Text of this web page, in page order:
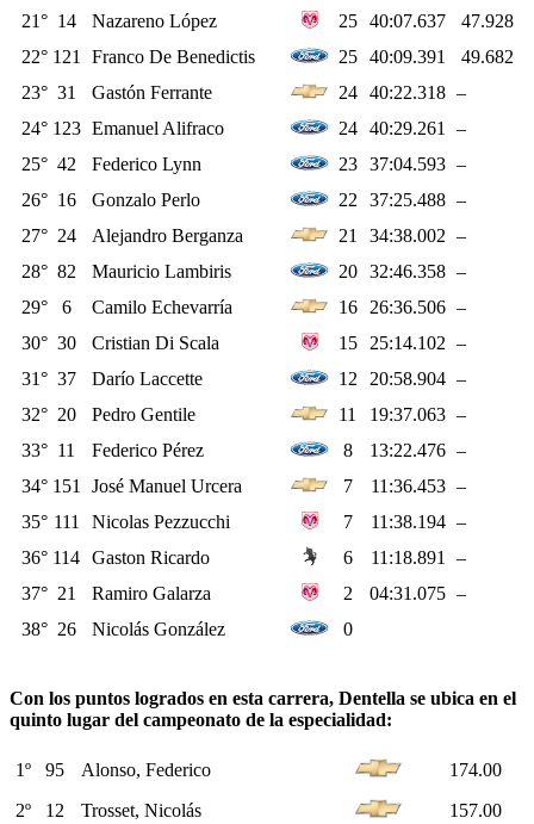
21° 14 Nazareno López 25 40:07.637
47.928
22° 121 Franco De Benedictis 25 40:09.391
49.682
23° 31 Gastón Ferrante 24 40:22.318 –
24° 123 Emanuel Alifraco 24 40:29.261
–
25° 42 Federico Lynn 23 37:04.593 –
26° 16 Gonzalo Perlo 22 37:25.488 –
27° 24 Alejandro Berganza 21 34:38.002 –
28° 82 Mauricio Lambiris 20 32:46.358 –
29°
6 Camilo Echevarría 16 26:36.506 –
30° 30 Cristian Di Scala 15 25:14.102 –
31° 37 Darío Laccette 12 20:58.904 –
32° 20 Pedro Gentile 11 19:37.063 –
33° 11 Federico Pérez 8 13:22.476 –
34° 151 José Manuel Urcera 7 11:36.453 –
35° 111 Nicolas Pezzucchi 7 11:38.194 –
36° 114 Gaston Ricardo 6 11:18.891
–
37° 21 Ramiro Galarza 2 04:31.075 –
38° 26 Nicolás González 0
Con los puntos logrados en esta carrera, Dentella se ubica en el
quinto lugar del campeonato de la especialidad:
1º 95 Alonso, Federico
174.00
2º
12 Trosset, Nicolás
157.00